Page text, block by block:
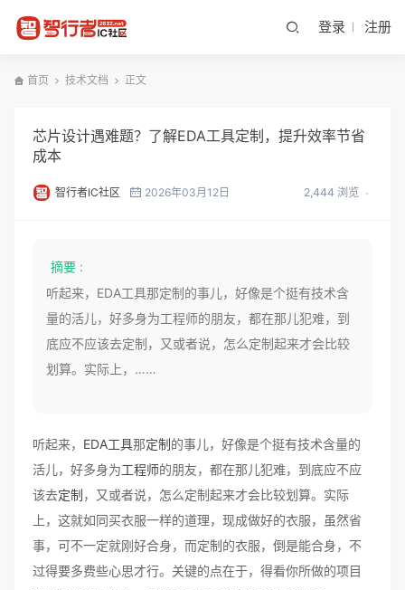
登录 注册
首页 技术文档 正文
芯片设计遇难题？了解EDA工具定制，提升效率节省
成本
智行者IC社区 2026年03月12日 2,444 浏览
摘要 :
听起来，EDA工具那定制的事儿，好像是个挺有技术含
量的活儿，好多身为工程师的朋友，都在那儿犯难，到
底应不应该去定制，又或者说，怎么定制起来才会比较
划算。实际上，……
听起来， EDA工具那定制的事儿，好像是个挺有技术含量的
活儿，好多身为工程师的朋友，都在那儿犯难，到底应不应
该去定制，又或者说，怎么定制起来才会比较划算。实际
上，这就如同买衣服一样的道理，现成做好的衣服，虽然省
事，可不一定就刚好合身，而定制的衣服，倒是能合身，不
过得要多费些心思才行。关键的点在于，得看你所做的项目